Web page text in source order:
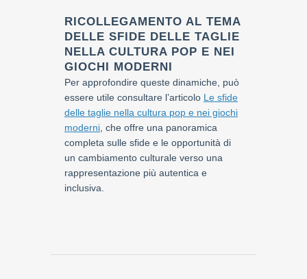
RICOLLEGAMENTO AL TEMA
DELLE SFIDE DELLE TAGLIE
NELLA CULTURA POP E NEI
GIOCHI MODERNI
Per approfondire queste dinamiche, può
essere utile consultare l’articolo Le sfide
delle taglie nella cultura pop e nei giochi
moderni , che offre una panoramica
completa sulle sfide e le opportunità di
un cambiamento culturale verso una
rappresentazione più autentica e
inclusiva.